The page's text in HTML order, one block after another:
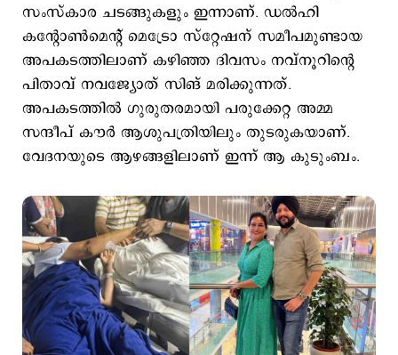
സംസ്കാര ചടങ്ങുകളും ഇന്നാണ്. ഡൽഹി
കന്റോൺമെ‌ന്‍റ് മെട്രോ സ്റ്റേഷന് സമീപമുണ്ടായ
അപകടത്തിലാണ് കഴിഞ്ഞ ദിവസം നവ്‌നൂറിന്‍റെ
പിതാവ് നവജ്യോത് സിങ് മരിക്കുന്നത്.
അപകടത്തിൽ ഗുരുതരമായി പരുക്കേറ്റ അമ്മ
സന്ദീപ് കൗർ ആശുപത്രിയിലും തുടരുകയാണ്.
വേദനയുടെ ആഴങ്ങളിലാണ് ഇന്ന് ആ കുടുംബം.